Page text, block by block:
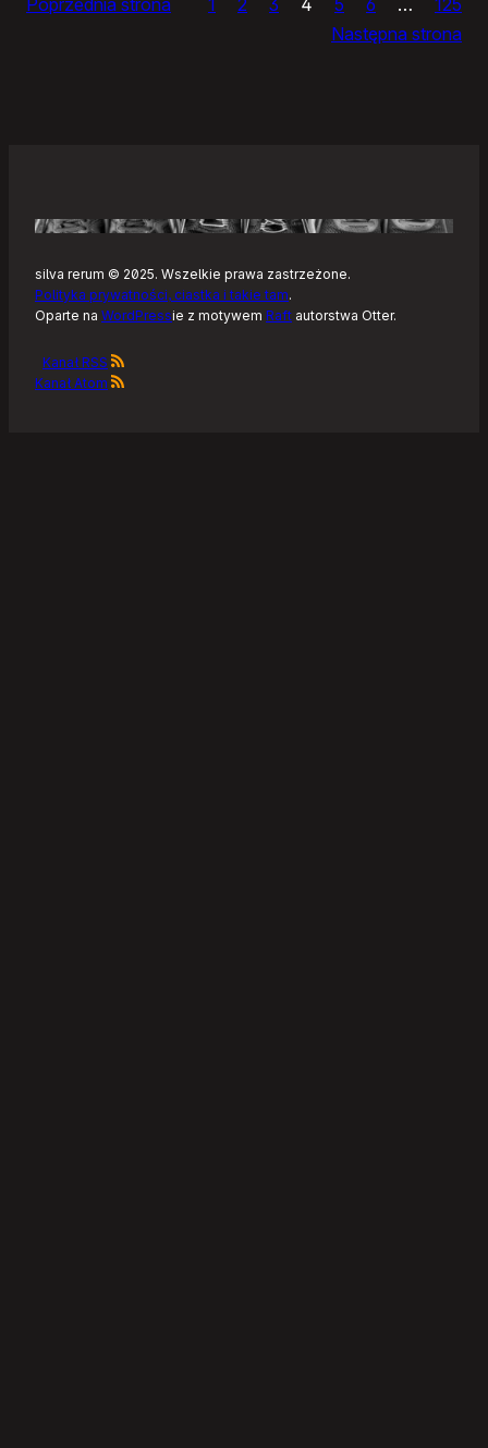
Następna strona
silva rerum © 2025. Wszelkie prawa zastrzeżone.
Polityka prywatności, ciastka i takie tam.
Oparte na WordPressie z motywem Raft autorstwa Otter.
Kanał RSS
Kanał Atom